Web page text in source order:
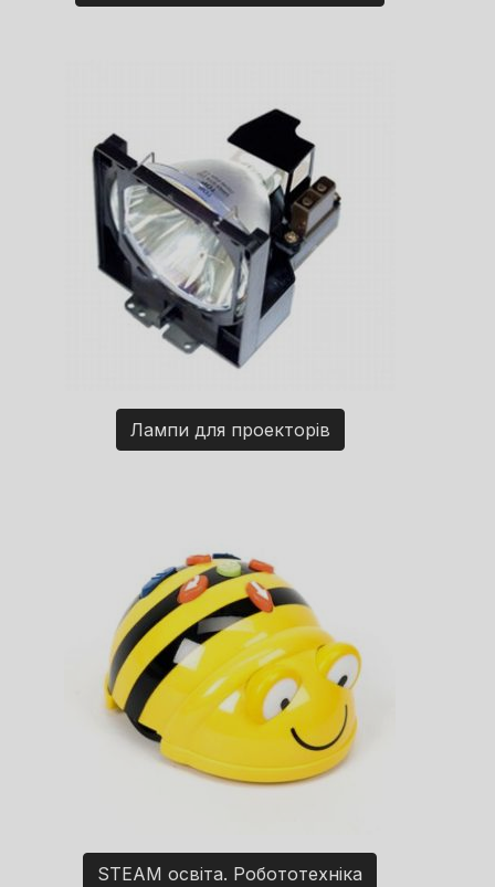
Лампи для проекторів
STEAM освіта. Робототехніка